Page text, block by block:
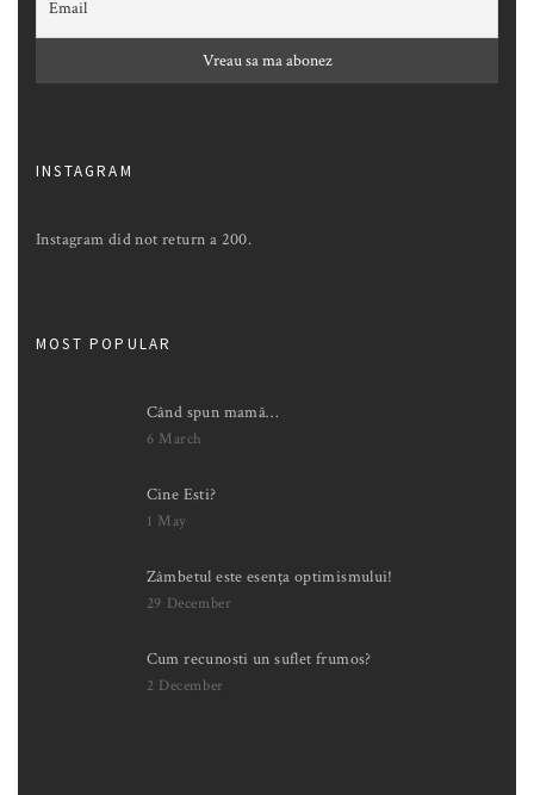
INSTAGRAM
Instagram did not return a 200.
MOST POPULAR
Când spun mamă…
6 March
Cine Esti?
1 May
Zâmbetul este esența optimismului!
29 December
Cum recunosti un suflet frumos?
2 December